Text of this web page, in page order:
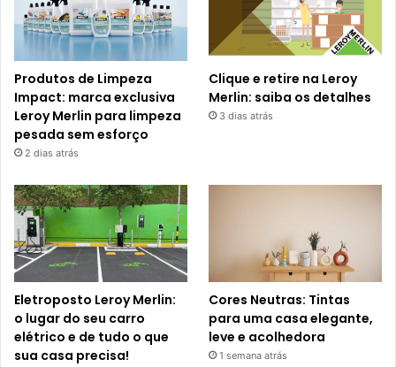
Produtos de Limpeza
Impact: marca exclusiva
Leroy Merlin para limpeza
pesada sem esforço
2 dias atrás
Clique e retire na Leroy
Merlin: saiba os detalhes
3 dias atrás
Eletroposto Leroy Merlin:
o lugar do seu carro
elétrico e de tudo o que
sua casa precisa!
Cores Neutras: Tintas
para uma casa elegante,
leve e acolhedora
1 semana atrás